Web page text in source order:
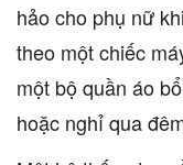
hảo cho phụ nữ
theo một chiếc
một bộ quần áo
hoặc nghỉ qua